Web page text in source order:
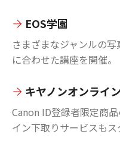
EOS学園
さまざまなジャンルの
に合わせた講座を開催。
キヤノンオンライ
Canon ID登録者限定商
イン下取りサービスもス